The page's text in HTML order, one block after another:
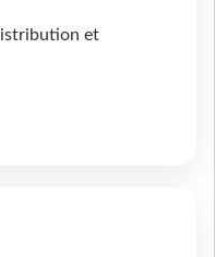
et